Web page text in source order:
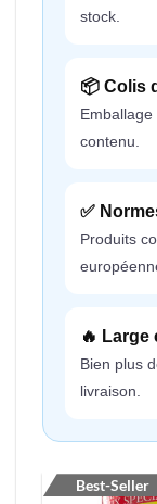
stock.
📦 Colis
contenu.
✅
Produits
🔥
Bien plus
livraison.
Best-Seller